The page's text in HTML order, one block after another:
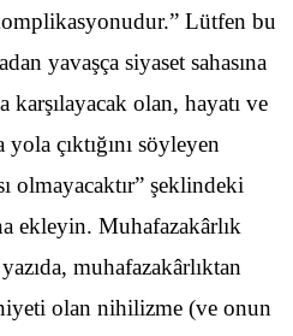
Lütfen bu
yavaşça siyaset sahasına
olan, hayatı ve
çıktığını söyleyen
olmayacaktır” şeklindeki
ekleyin. Muhafazakârlık
muhafazakârlıktan
olan nihilizme (ve onun